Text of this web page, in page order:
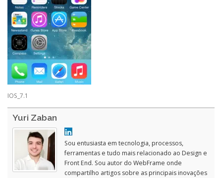
IOS_7.1
Yuri Zaban
Sou entusiasta em tecnologia, processos,
ferramentas e tudo mais relacionado ao Design e
Front End. Sou autor do WebFrame onde
compartilho artigos sobre as principais inovações